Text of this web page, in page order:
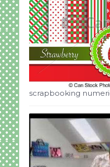
scrapbooking